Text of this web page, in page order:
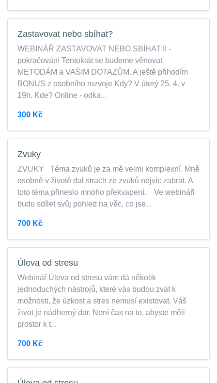
Zastavovat nebo sbíhat?
WEBINÁŘ ZASTAVOVAT NEBO SBÍHAT II -
pokračování Tentokrát se budeme věnovat
METODÁM a VAŠIM DOTAZŮM. A ještě přihodím
BONUS z osobního rozvoje Kdy? V úterý 25. 4. v
19h. Kde? Online - odka...
300 Kč
Zvuky
ZVUKY Téma zvuků je za mě velmi komplexní. Mně
osobně v životě dal strach ze zvuků nejvíc zabrat. A
toto téma přineslo mnoho překvapení. Ve webináři
budu sdílet svůj pohled na věc, co jse...
700 Kč
Úleva od stresu
Webinář Úleva od stresu vám dá několik
jednoduchých nástrojů, které vás budou zvát k
možnosti, že úzkost a stres nemusí existovat. Váš
život je nádherný dar. Není čas na to, abyste měli
prostor k t...
700 Kč